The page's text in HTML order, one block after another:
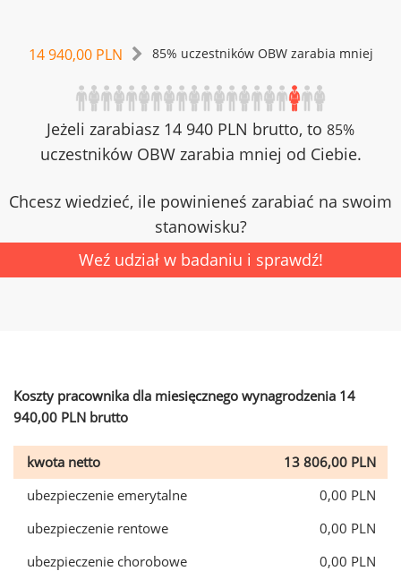
14 940,00 PLN 85% uczestników OBW zarabia mniej
Jeżeli zarabiasz 14 940 PLN brutto, to 85%
uczestników OBW zarabia mniej od Ciebie.
Chcesz wiedzieć, ile powinieneś zarabiać na swoim
stanowisku?
Weź udział w badaniu i sprawdź!
Koszty pracownika dla miesięcznego wynagrodzenia 14
940,00 PLN brutto
kwota netto
13 806,00 PLN
ubezpieczenie emerytalne
0,00 PLN
ubezpieczenie rentowe
0,00 PLN
ubezpieczenie chorobowe
0,00 PLN